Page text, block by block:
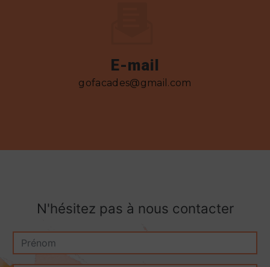
E-mail
gofacades@gmail.com
N'hésitez pas à nous contacter